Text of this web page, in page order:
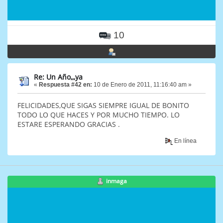
10
Re: Un Año,,,ya
« Respuesta #42 en: 10 de Enero de 2011, 11:16:40 am »
FELICIDADES,QUE SIGAS SIEMPRE IGUAL DE BONITO
TODO LO QUE HACES Y POR MUCHO TIEMPO. LO
ESTARE ESPERANDO GRACIAS .
En línea
inmaga